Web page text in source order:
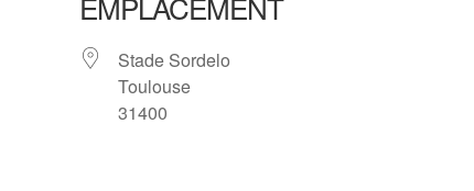
Stade Sordelo
Toulouse
31400